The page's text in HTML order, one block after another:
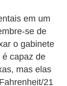
em um
se de
o gabinete
capaz de
mas elas
21